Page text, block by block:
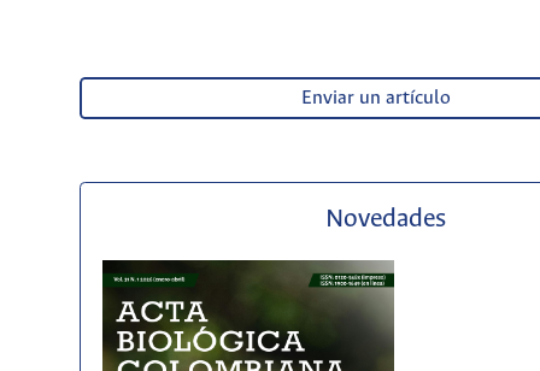
Enviar un artículo
Novedades